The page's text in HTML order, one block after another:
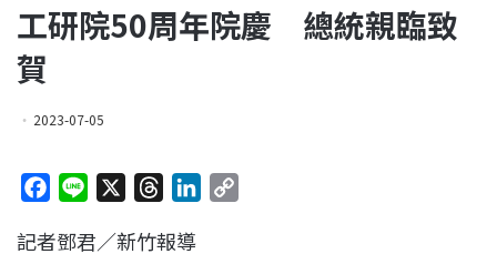
工研院50周年院慶 總統親臨致
賀
2023-07-05
c
n
r
記者鄧君／新竹報導